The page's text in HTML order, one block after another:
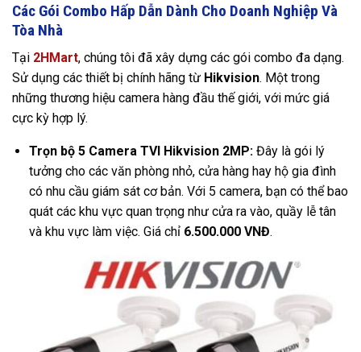
Các Gói Combo Hấp Dẫn Dành Cho Doanh Nghiệp Và
Tòa Nhà
Tại 2HMart, chúng tôi đã xây dựng các gói combo đa dạng.
Sử dụng các thiết bị chính hãng từ Hikvision. Một trong
những thương hiệu camera hàng đầu thế giới, với mức giá
cực kỳ hợp lý.
Trọn bộ 5 Camera TVI Hikvision 2MP:Đây là gói lý
tưởng cho các văn phòng nhỏ, cửa hàng hay hộ gia đình
có nhu cầu giám sát cơ bản. Với 5 camera, bạn có thể bao
quát các khu vực quan trọng như cửa ra vào, quầy lễ tân
và khu vực làm việc. Giá chỉ 6.500.000 VNĐ.